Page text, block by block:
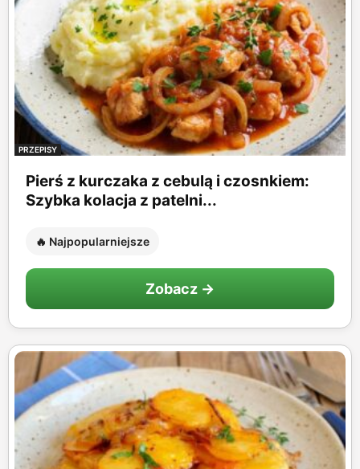
PRZEPISY
Pierś z kurczaka z cebulą i czosnkiem:
Szybka kolacja z patelni...
🔥 Najpopularniejsze
Zobacz →